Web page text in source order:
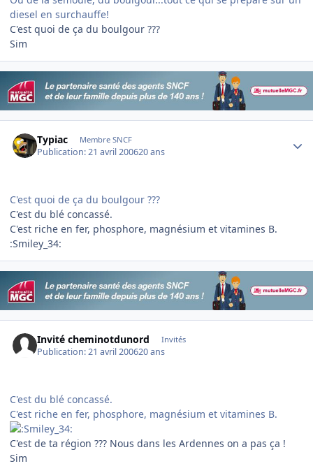
diesel en surchauffe!
C'est quoi de ça du boulgour ???
Sim
Typiac Membre SNCF
Publication:21 avril 200620 ans
C'est quoi de ça du boulgour ???
C'est du blé concassé.
C'est riche en fer, phosphore, magnésium et vitamines B.
:Smiley_34:
Invité cheminotdunord Invités
Publication:21 avril 200620 ans
C'est du blé concassé.
C'est riche en fer, phosphore, magnésium et vitamines B.
C'est de ta région ??? Nous dans les Ardennes on a pas ça !
Sim